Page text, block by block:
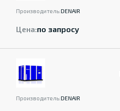
Производитель:DENAIR
Цена:по запросу
Производитель:DENAIR